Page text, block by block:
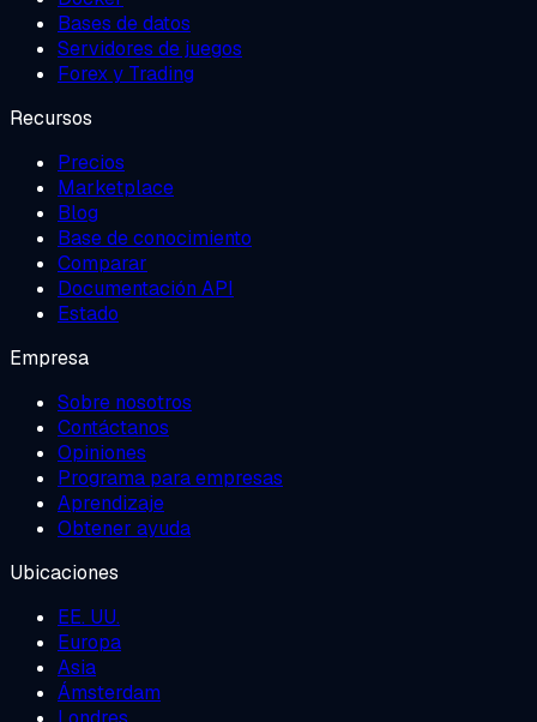
Bases de datos
Servidores de juegos
Forex y Trading
Recursos
Precios
Marketplace
Blog
Base de conocimiento
Comparar
Documentación API
Estado
Empresa
Sobre nosotros
Contáctanos
Opiniones
Programa para empresas
Aprendizaje
Obtener ayuda
Ubicaciones
EE. UU.
Europa
Asia
Ámsterdam